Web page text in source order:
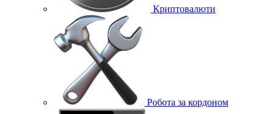
Криптовалюти
Робота за кордоном